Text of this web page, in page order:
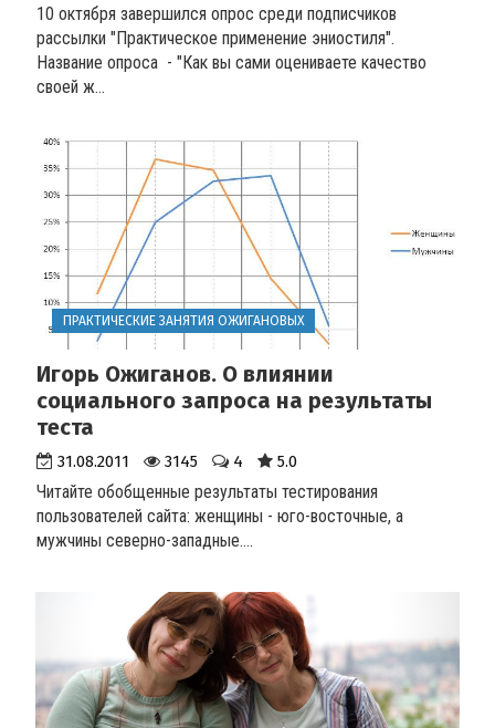
10 октября завершился опрос среди подписчиков
рассылки "Практическое применение эниостиля".
Название опроса - "Как вы сами оцениваете качество
своей ж...
ПРАКТИЧЕСКИЕ ЗАНЯТИЯ ОЖИГАНОВЫХ
Игорь Ожиганов. О влиянии
социального запроса на результаты
теста
31.08.2011 3145 4 5.0
Читайте обобщенные результаты тестирования
пользователей сайта: женщины - юго-восточные, а
мужчины северно-западные....